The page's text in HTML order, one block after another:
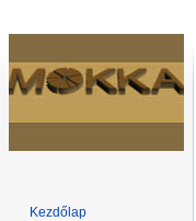
Kezdőlap